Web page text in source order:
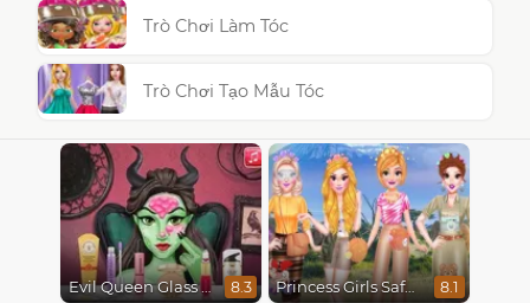
Trò Chơi Làm Tóc
Trò Chơi Tạo Mẫu Tóc
Evil Queen Glass Skin Routine #Influencer 8.3 Princess Girls Safari Trip 8.1